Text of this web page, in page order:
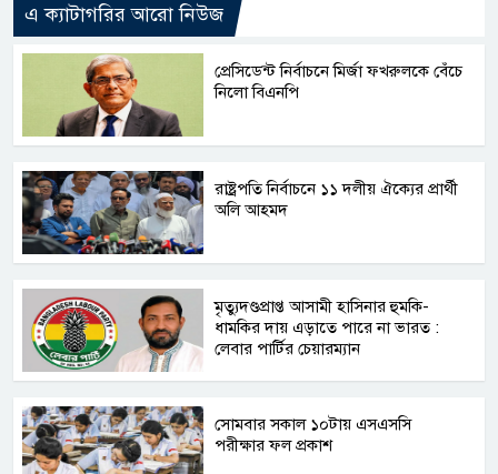
এ ক্যাটাগরির আরো নিউজ
প্রেসিডেন্ট নির্বাচনে মির্জা ফখরুলকে বেঁচে
নিলো বিএনপি
রাষ্ট্রপতি নির্বাচনে ১১ দলীয় ঐক্যের প্রার্থী
অলি আহমদ
মৃত্যুদণ্ডপ্রাপ্ত আসামী হাসিনার হুমকি-
ধামকির দায় এড়াতে পারে না ভারত :
লেবার পার্টির চেয়ারম্যান
সোমবার সকাল ১০টায় এসএসসি
পরীক্ষার ফল প্রকাশ